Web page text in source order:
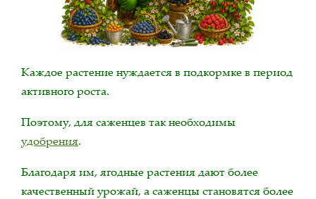
Каждое растение нуждается в подкормке в период
активного роста.
Поэтому, для саженцев так необходимы
удобрения.
Благодаря им, ягодные растения дают более
качественный урожай, а саженцы становятся более